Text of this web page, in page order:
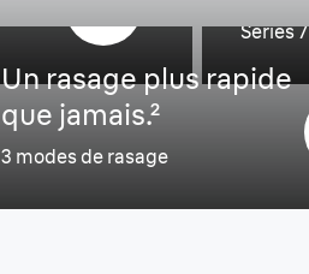
Series 7
Un rasage plus rapide
que jamais.²
3 modes de rasage